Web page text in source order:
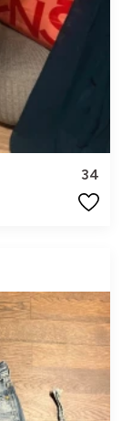
34